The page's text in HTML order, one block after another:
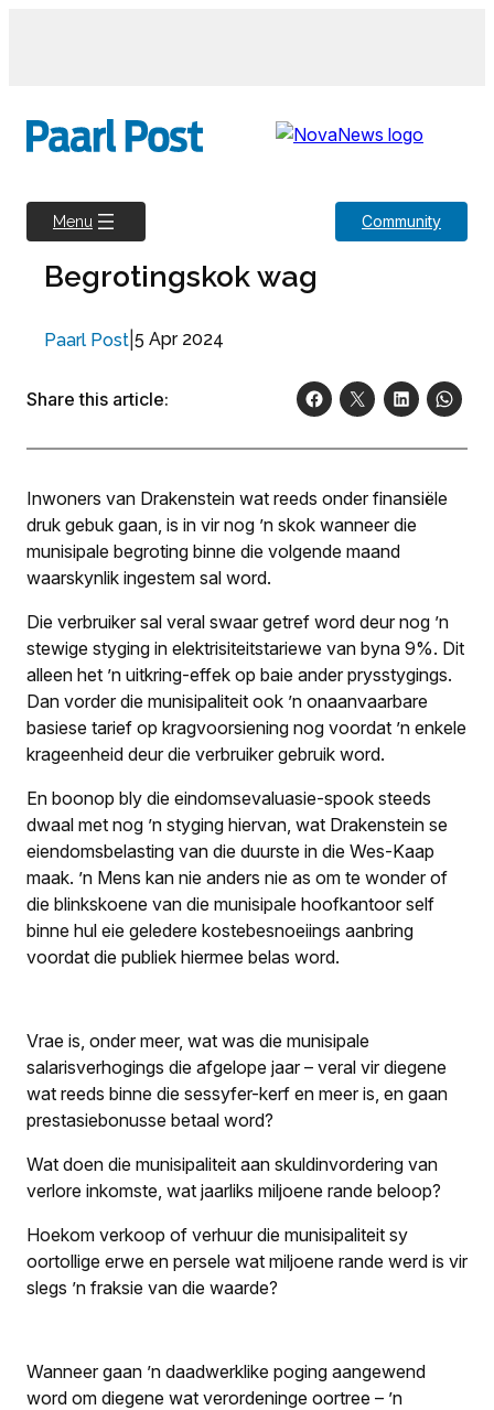
Menu Community
Begrotingskok wag
Paarl Post 5 Apr 2024
Share this article:
Inwoners van Drakenstein wat reeds onder finansiële
druk gebuk gaan, is in vir nog ’n skok wanneer die
munisipale begroting binne die volgende maand
waarskynlik ingestem sal word.
Die verbruiker sal veral swaar getref word deur nog ’n
stewige styging in elektrisiteitstariewe van byna 9%. Dit
alleen het ’n uitkring-effek op baie ander prysstygings.
Dan vorder die munisipa­liteit ook ’n onaanvaarbare
basiese tarief op kragvoorsiening nog voordat ’n enkele
krageenheid deur die verbruiker gebruik word.
En boonop bly die eindomsevaluasie-spook steeds
dwaal met nog ’n styging hiervan, wat Drakenstein se
eiendomsbe­lasting van die duurste in die Wes-Kaap
maak. ’n Mens kan nie anders nie as om te wonder of
die blinkskoene van die munisipale hoofkantoor self
binne hul eie geledere kostebesnoeiings aanbring
voordat die publiek hiermee belas word.
Vrae is, onder meer, wat was die munisipale
salarisverhogings die afgelope jaar – veral vir diegene
wat reeds binne die sessyfer-kerf en meer is, en gaan
prestasiebonusse betaal word?
Wat doen die munisipaliteit aan skuldinvordering van
verlore inkomste, wat jaarliks miljoene rande beloop?
Hoekom verkoop of verhuur die munisipaliteit sy
oortollige erwe en persele wat miljoene rande werd is vir
slegs ’n fraksie van die waarde?
Wanneer gaan ’n daadwerklike poging aangewend
word om diegene wat veror­deninge oortree – ’n